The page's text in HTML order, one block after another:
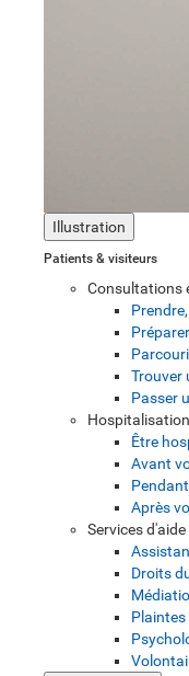
Illustration
Patients & visiteurs
Consultations
Trouver
Passer
Hospitalisation
Être
Avant
Après
Services
Droits